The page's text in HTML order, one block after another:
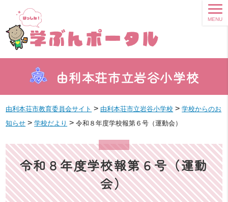
由利本荘市立岩谷小学校
MENU
由利本荘市教育委員会サイト > 由利本荘市立岩谷小学校 >学校からのお
知らせ >学校だより >令和８年度学校報第６号（運動会）
令和８年度学校報第６号（運動
会）